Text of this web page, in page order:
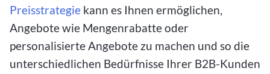
Preisstrategie kann es Ihnen ermöglichen,
Angebote wie Mengenrabatte oder
personalisierte Angebote zu machen und so die
unterschiedlichen Bedürfnisse Ihrer B2B-Kunden